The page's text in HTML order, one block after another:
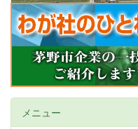
メニュー